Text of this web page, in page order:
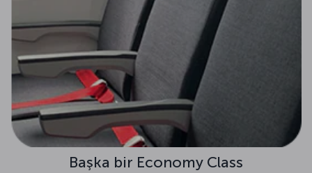
Başka bir Economy Class